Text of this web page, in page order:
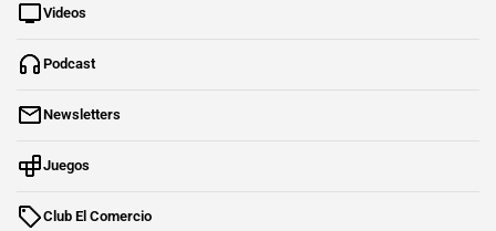
Videos
Podcast
Newsletters
Juegos
Club El Comercio